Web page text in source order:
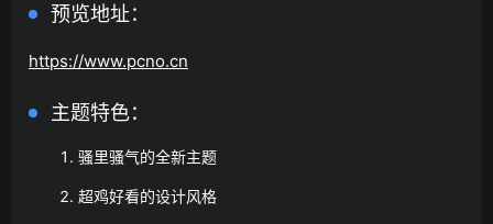
预览地址：
https://www.pcno.cn
主题特色：
骚里骚气的全新主题
超鸡好看的设计风格